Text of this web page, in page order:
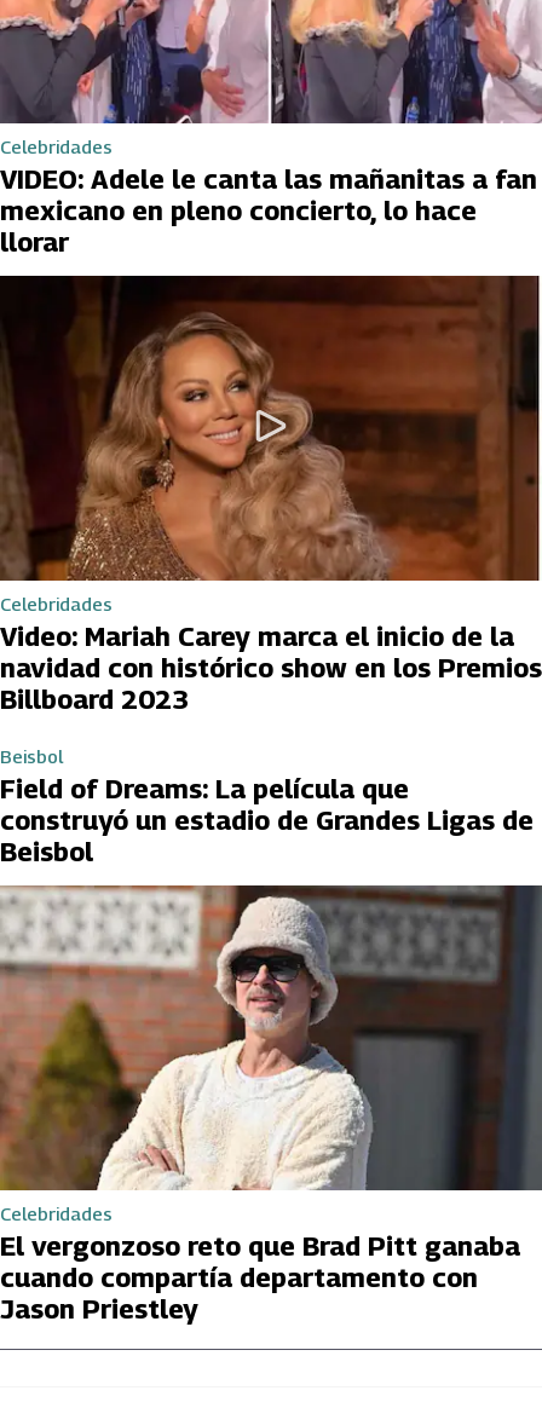
Celebridades
VIDEO: Adele le canta las mañanitas a fan
mexicano en pleno concierto, lo hace
llorar
Celebridades
Video: Mariah Carey marca el inicio de la
navidad con histórico show en los Premios
Billboard 2023
Beisbol
Field of Dreams: La película que
construyó un estadio de Grandes Ligas de
Beisbol
Celebridades
El vergonzoso reto que Brad Pitt ganaba
cuando compartía departamento con
Jason Priestley